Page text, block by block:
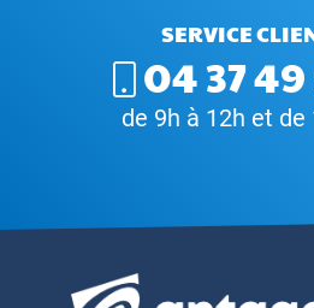
SERVICE
04 37
de 9h à 12h et de